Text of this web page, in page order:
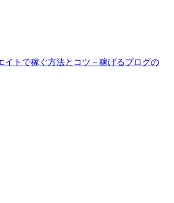
イトで稼ぐ方法とコツ－稼げるブログの